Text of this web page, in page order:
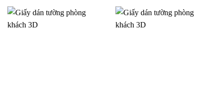
Giấy dán tường sọc
Giấy dán tường sọc